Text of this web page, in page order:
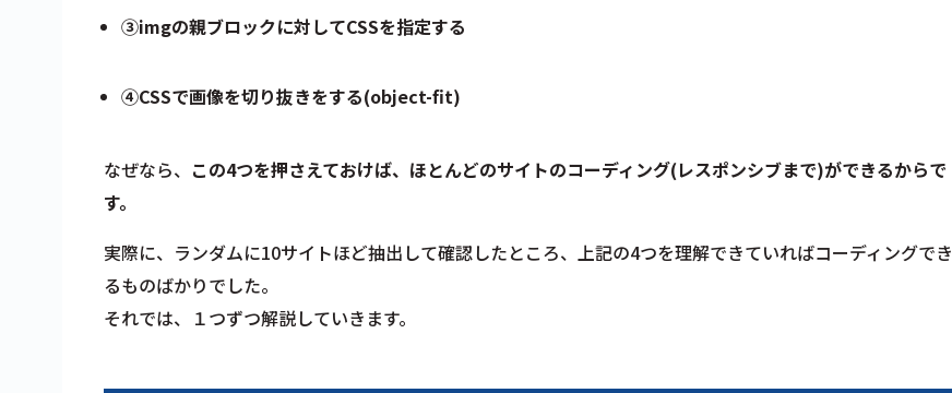
③imgの親ブロックに対してCSSを指定する
④CSSで画像を切り抜きをする(object-fit)
なぜなら、 この4つを押さえておけば、ほとんどのサイトのコーディング(レスポンシブまで)ができるからで
す。
実際に、 ランダムに10サイトほど抽出して確認したところ、上記の4つを理解できていればコーディングでき
るものばかりでした。
それでは、１つずつ解説していきます。